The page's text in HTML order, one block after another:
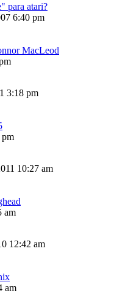
para atari?
6:40 pm
MacLeod
3:18 pm
10:27 am
am
12:42 am
am